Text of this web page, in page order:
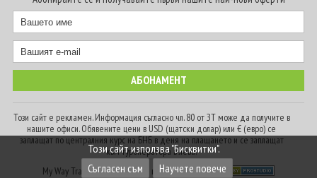
Този сайт е рекламен. Информация съгласно чл. 80 от ЗТ може да получите в
нашите офиси. Обявените цени в USD (щатски долар) или € (евро) се
заплащат по централния курс на БНБ в деня на плащането и се заплащат
към туроператора в лева.
My Way Travel © 2016. Всички права запазени
Този сайт използва "Бисквитки".
Съгласен съм
Научете повече